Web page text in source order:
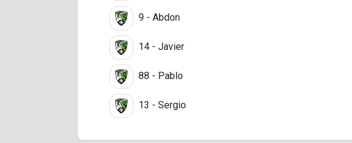
9 - Abdon
14 - Javier
88 - Pablo
13 - Sergio